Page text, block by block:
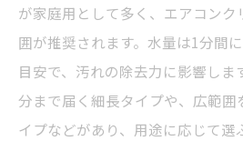
が家庭用として多く、エアコンク
囲が推奨されます。水量は1分間
目安で、汚れの除去力に影響しま
分まで届く細長タイプや、広範囲
イプなどがあり、用途に応じて選